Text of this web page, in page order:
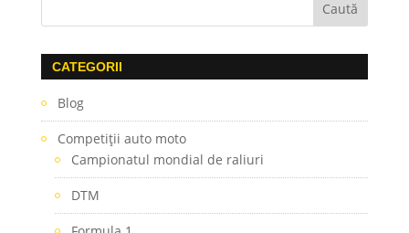
CATEGORII
Blog
Competiţii auto moto
Campionatul mondial de raliuri
DTM